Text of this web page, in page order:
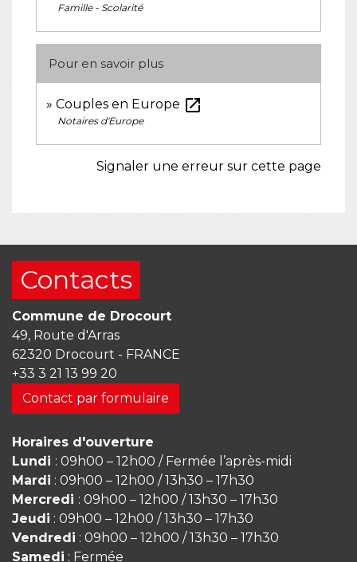
Famille - Scolarité
Pour en savoir plus
Couples en Europe open_in_new
Notaires d'Europe
Signaler une erreur sur cette page
Contacts
Commune de Drocourt
49, Route d'Arras
62320 Drocourt - FRANCE
+33 3 21 13 99 20
Contact par formulaire
Horaires d'ouverture
Lundi : 09h00 – 12h00 / Fermée l’après-midi
Mardi : 09h00 – 12h00 / 13h30 – 17h30
Mercredi : 09h00 – 12h00 / 13h30 – 17h30
Jeudi : 09h00 – 12h00 / 13h30 – 17h30
Vendredi : 09h00 – 12h00 / 13h30 – 17h30
Samedi : Fermée